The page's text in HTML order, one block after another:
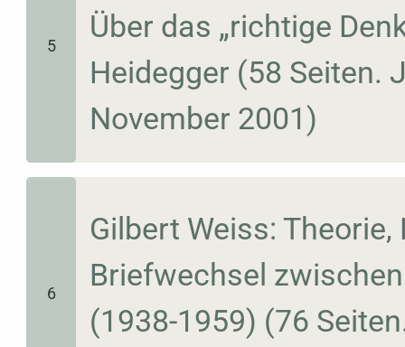
5
Über das „richtige
Heidegger (58 Seiten.
November 2001)
6
Gilbert Weiss:
Briefwechsel
(1938-1959) (76